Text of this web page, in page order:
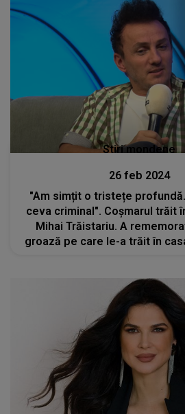
Stiri mondene
26 feb 2024
"Am simțit o tristețe
ceva criminal". Coșmarul trăit
Mihai Trăistariu. A
groază pe care le-a trăit în